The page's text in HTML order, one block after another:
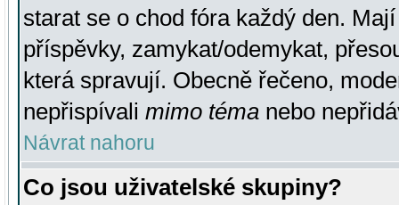
starat se o chod fóra každý den.
příspěvky, zamykat/odemykat,
která spravují. Obecně řečeno,
nepřispívali mimo téma nebo
Návrat nahoru
Co jsou uživatelské skupiny?